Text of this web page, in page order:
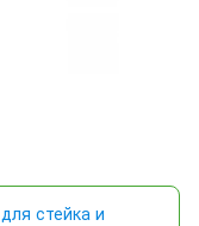
стейка и